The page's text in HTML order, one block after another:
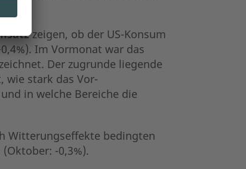
zeigen, ob der US-Konsum
Im Vormonat war das
Der zugrunde liegende
wie stark das Vor-
in welche Bereiche die
Witterungseffekte bedingten
-0,3%).